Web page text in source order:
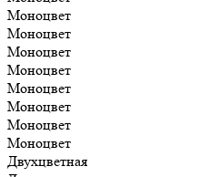
Моноцвет
Моноцвет
Моноцвет
Моноцвет
Моноцвет
Моноцвет
Моноцвет
Моноцвет
Двухцветная